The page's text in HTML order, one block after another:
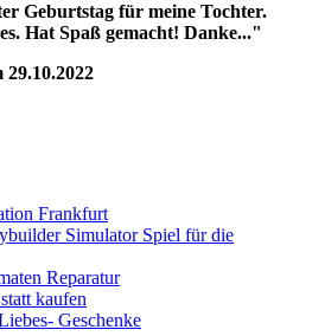
Geburtstag für meine Tochter.
Hat Spaß gemacht! Danke..."
Frankfurt
Simulator Spiel für die
Reparatur
kaufen
Geschenke